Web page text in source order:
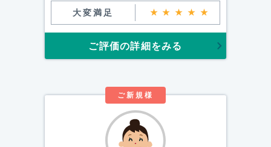
大変満足 ★★★★★
ご評価の詳細をみる
ご新規様